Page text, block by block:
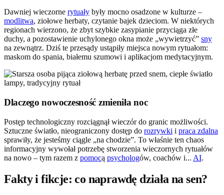
Dawniej wieczorne rytuały były mocno osadzone w kulturze –
modlitwa, ziołowe herbaty, czytanie bajek dzieciom. W niektórych
regionach wierzono, że zbyt szybkie zasypianie przyciąga złe
duchy, a pozostawienie uchylonego okna może „wywietrzyć” sny
na zewnątrz. Dziś te przesądy ustąpiły miejsca nowym rytuałom:
maskom do spania, białemu szumowi i aplikacjom medytacyjnym.
Dlaczego nowoczesność zmieniła noc
Postęp technologiczny rozciągnął wieczór do granic możliwości.
Sztuczne światło, nieograniczony dostęp do rozrywki i praca zdalna
sprawiły, że jesteśmy ciągle „na chodzie”. To właśnie ten chaos
informacyjny wywołał potrzebę stworzenia wieczornych rytuałów
na nowo – tym razem z pomocą psychologów, coachów i... AI.
Fakty i fikcje: co naprawdę działa na sen?